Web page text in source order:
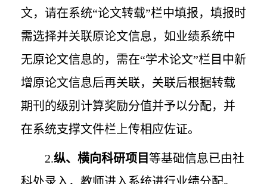
文，请在系统“论文转载”栏中填报，填报时
需选择并关联原论文信息，如业绩系统中
无原论文信息的，需在“学术论文”栏目中新
增原论文信息后再关联，关联后根据转载
期刊的级别计算奖励分值并予以分配，并
在系统支撑文件栏上传相应佐证。
2.纵、横向科研项目等基础信息已由社